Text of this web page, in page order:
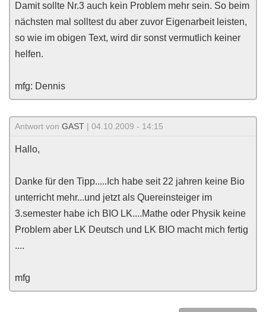
Damit sollte Nr.3 auch kein Problem mehr sein. So beim
nächsten mal solltest du aber zuvor Eigenarbeit leisten,
so wie im obigen Text, wird dir sonst vermutlich keiner
helfen.
mfg: Dennis
Antwort von GAST | 04.10.2009 - 14:15
Hallo,
Danke für den Tipp.....Ich habe seit 22 jahren keine Bio
unterricht mehr...und jetzt als Quereinsteiger im
3.semester habe ich BIO LK....Mathe oder Physik keine
Problem aber LK Deutsch und LK BIO macht mich fertig
....
mfg